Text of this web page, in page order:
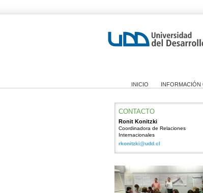
INICIO INFORMACIÓN
CONTACTO
Ronit Konitzki
Coordinadora de Relaciones
Internacionales
rkonitzki@udd.cl